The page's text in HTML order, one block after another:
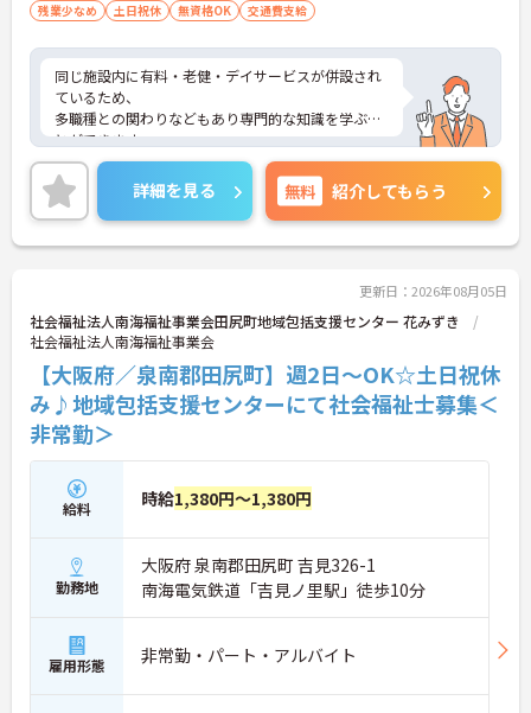
残業少なめ 土日祝休 無資格OK 交通費支給
同じ施設内に有料・老健・デイサービスが併設され
ているため、
多職種との関わりなどもあり専門的な知識を学ぶこ
とができます。
また、勤務時は「自分が着たい服を着て働く」とい
う考え方があり、とてもアットホームな環境です！
夜勤帯は、フロア担当とは別にフリー担当を1人余
分に配置しているため、負担も少なく安心です！
また、基本的にシーツ交換や施設内の掃除は外部ス
現場職員さんの負担が低減されるよう工夫されてい
て働きやすい職場です！
ご興味ある方には、面接対策ポイントなど、さらに
詳細をお話しいたしますのでお気軽にご相談くださ
い。
詳細を見る 無料 紹介してもらう
更新日：2026年08月05日
社会福祉法人南海福祉事業会田尻町地域包括支援センター 花みずき
社会福祉法人南海福祉事業会
【大阪府／泉南郡田尻町】週2日～OK☆土日祝休
み♪地域包括支援センターにて社会福祉士募集＜
非常勤＞
給料 時給1,380円～1,380円
勤務地
大阪府 泉南郡田尻町 吉見326-1
南海電気鉄道「吉見ノ里駅」徒歩10分
雇用形態 非常勤・パート・アルバイト